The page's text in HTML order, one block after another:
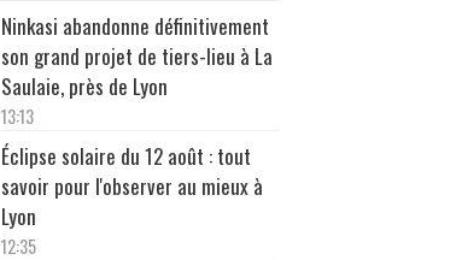
Ninkasi abandonne définitivement
son grand projet de tiers-lieu à La
Saulaie, près de Lyon
13:13
Éclipse solaire du 12 août : tout
savoir pour l'observer au mieux à
Lyon
12:35